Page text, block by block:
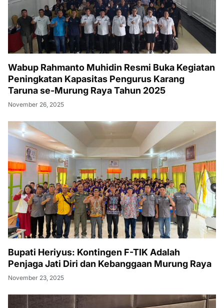
Wabup Rahmanto Muhidin Resmi Buka Kegiatan
Peningkatan Kapasitas Pengurus Karang
Taruna se-Murung Raya Tahun 2025
November 26, 2025
Bupati Heriyus: Kontingen F-TIK Adalah
Penjaga Jati Diri dan Kebanggaan Murung Raya
November 23, 2025